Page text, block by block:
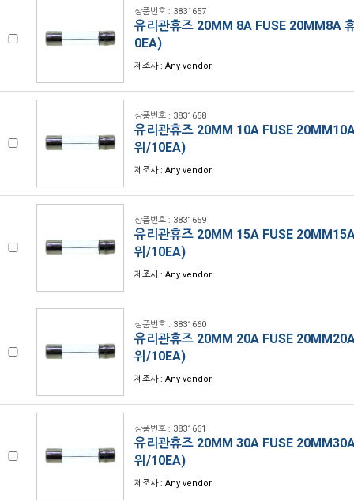
상품번호 : 3831657
유리관휴즈 20MM 8A FUSE 20MM8A
0EA)
제조사 : Any vendor
상품번호 : 3831658
유리관휴즈 20MM 10A FUSE
위/10EA)
제조사 : Any vendor
상품번호 : 3831659
유리관휴즈 20MM 15A FUSE
위/10EA)
제조사 : Any vendor
상품번호 : 3831660
유리관휴즈 20MM 20A FUSE
위/10EA)
제조사 : Any vendor
상품번호 : 3831661
유리관휴즈 20MM 30A FUSE
위/10EA)
제조사 : Any vendor